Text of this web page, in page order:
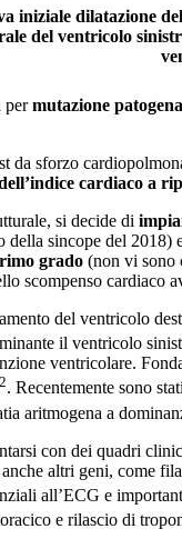
dilatazione
del ventricolo
permutazione
sforzo
cardiaco a
si decide di
sincope del
grado (non vi sono
scompenso cardiaco
del ventricolo
il ventricolo
ventricolare.
2. Recentemente sono
aritmogena a
con dei quadri
altri geni, come
all’ECG e
e rilascio di